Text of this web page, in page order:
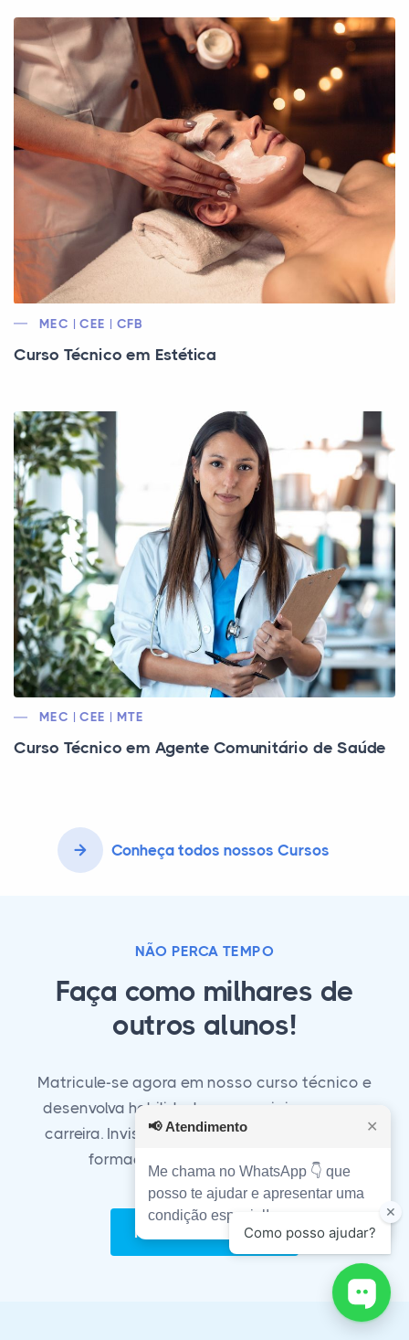
MEC | CEE | CFB
Curso Técnico em Estética
MEC | CEE | MTE
Curso Técnico em Agente Comunitário de Saúde
Conheça todos nossos Cursos
NÃO PERCA TEMPO
Faça como milhares de
outros alunos!
Matricule-se agora em nosso curso técnico e
desenvolva habilidades essenciais para sua
carreira. Invista em seu futuro com a melhor
formação técnica do mercado!
Matricule-se Agora!
📢 Atendimento ✕
Me chama no WhatsApp 👇 que
posso te ajudar e apresentar uma
condição especial!